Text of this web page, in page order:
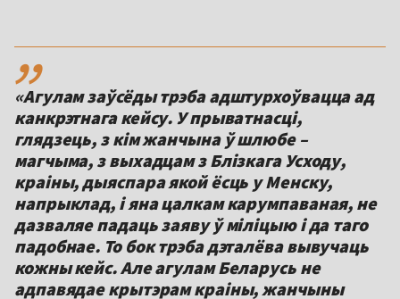
,,
«Агулам заўсёды трэба адштурхоўвацца ад
канкрэтнага кейсу. У прыватнасці,
глядзець, з кім жанчына ў шлюбе –
магчыма, з выхадцам з Блізкага Усходу,
краіны, дыяспара якой ёсць у Менску,
напрыклад, і яна цалкам карумпаваная, не
дазваляе падаць заяву ў міліцыю і да таго
падобнае. То бок трэба дэталёва вывучаць
кожны кейс. Але агулам Беларусь не
адпавядае крытэрам краіны, жанчыны